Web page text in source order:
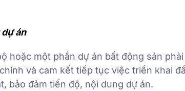
án
hoặc một phần dự án bất động sản
và cam kết tiếp tục việc triển khai
bảo đảm tiến độ, nội dung dự án.